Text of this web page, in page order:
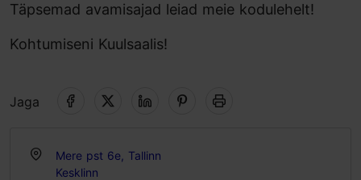
Täpsemad avamisajad leiad meie kodulehelt!
Kohtumiseni Kuulsaalis!
Jaga
Mere pst 6e, Tallinn
Kesklinn